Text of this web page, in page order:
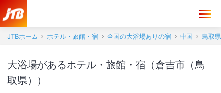
JTBホーム ホテル・旅館・宿 全国の大浴場ありの宿 中国 鳥取県
大浴場があるホテル・旅館・宿（倉吉市（鳥
取県））